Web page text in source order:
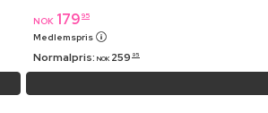
NOK 179 95
Medlemspris
Normalpris: NOK 259 95